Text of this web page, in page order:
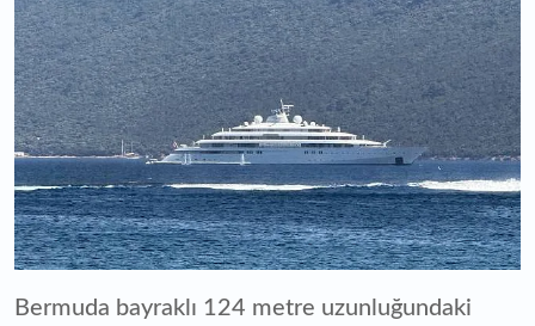
Bermuda bayraklı 124 metre uzunluğundaki